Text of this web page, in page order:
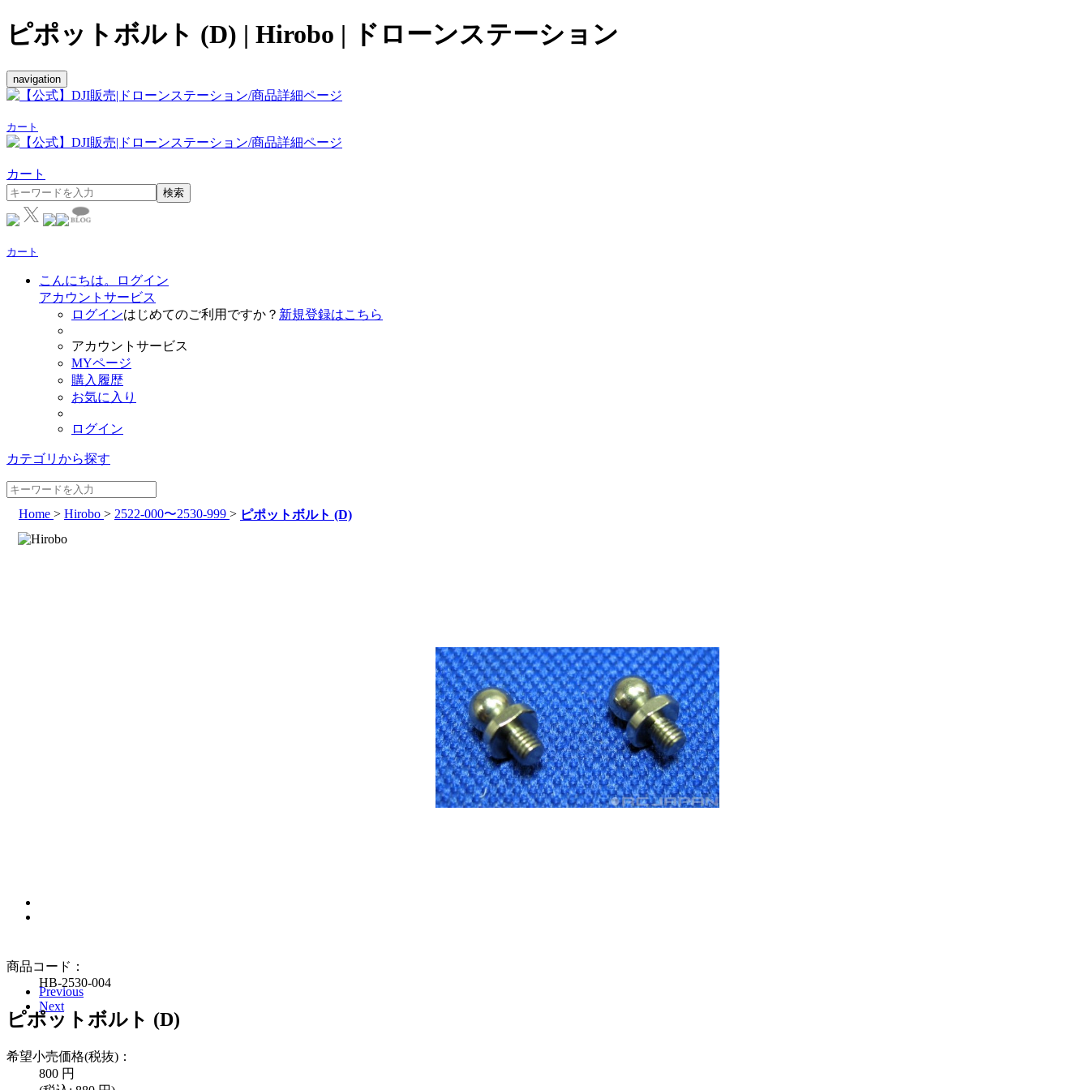
ピポットボルト (D) | Hirobo | ドローンステーション
navigation
カート
カート
検索
カート
こんにちは。ログイン
アカウントサービス
ログインはじめてのご利用ですか？ 新規登録はこちら
アカウントサービス
MYページ
購入履歴
お気に入り
ログイン
カテゴリから探す
Home > Hirobo > 2522-000〜2530-999 > ピポットボルト (D)
Previous
Next
商品コード：
HB-2530-004
ピポットボルト (D)
希望小売価格(税抜)：
800 円